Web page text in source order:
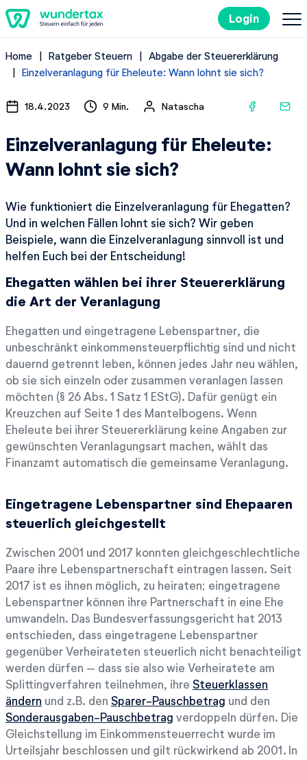
Login
So geht's
Kosten
Steuertipps
Kostenlos ausprobieren
Home Ratgeber Steuern
Abgabe der Steuererklärung
Einzelveranlagung für Eheleute: Wann lohnt sie sich?
18.4.2023 9 Min. Natascha
Einzelveranlagung für Eheleute:
Wann lohnt sie sich?
Wie funktioniert die Einzelveranlagung für Ehegatten?
Und in welchen Fällen lohnt sie sich? Wir geben
Beispiele, wann die Einzelveranlagung sinnvoll ist und
helfen Euch bei der Entscheidung!
Ehegatten wählen bei ihrer Steuererklärung
die Art der Veranlagung
Ehegatten und eingetragene Lebenspartner, die
unbeschränkt einkommensteuerpflichtig sind und nicht
dauernd getrennt leben, können jedes Jahr neu wählen,
ob sie sich einzeln oder zusammen veranlagen lassen
möchten (§ 26 Abs. 1 Satz 1 EStG). Dafür genügt ein
Kreuzchen auf Seite 1 des Mantelbogens. Wenn
Eheleute bei ihrer Steuererklärung keine Angaben zur
gewünschten Veranlagungsart machen, wählt das
Finanzamt automatisch die gemeinsame Veranlagung.
Eingetragene Lebenspartner sind Ehepaaren
steuerlich gleichgestellt
Zwischen 2001 und 2017 konnten gleichgeschlechtliche
Paare ihre Lebenspartnerschaft eintragen lassen. Seit
2017 ist es ihnen möglich, zu heiraten; eingetragene
Lebenspartner können ihre Partnerschaft in eine Ehe
umwandeln. Das Bundesverfassungsgericht hat 2013
entschieden, dass eingetragene Lebenspartner
gegenüber Verheirateten steuerlich nicht benachteiligt
werden dürfen – dass sie also wie Verheiratete am
Splittingverfahren teilnehmen, ihre Steuerklassen
ändern und z.B. den Sparer-Pauschbetrag und den
Sonderausgaben-Pauschbetrag verdoppeln dürfen. Die
Gleichstellung im Einkommensteuerrecht wurde im
Urteilsjahr beschlossen und gilt rückwirkend ab 2001. In